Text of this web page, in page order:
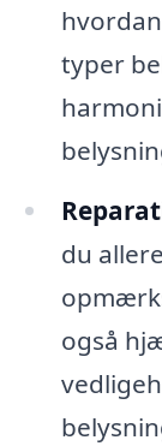
typer
du
også